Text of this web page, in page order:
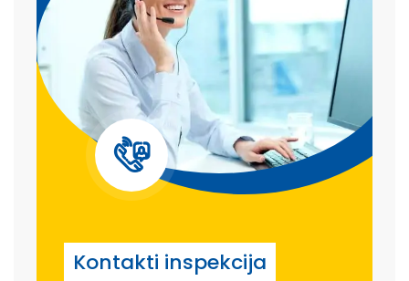
Kontakti inspekcija